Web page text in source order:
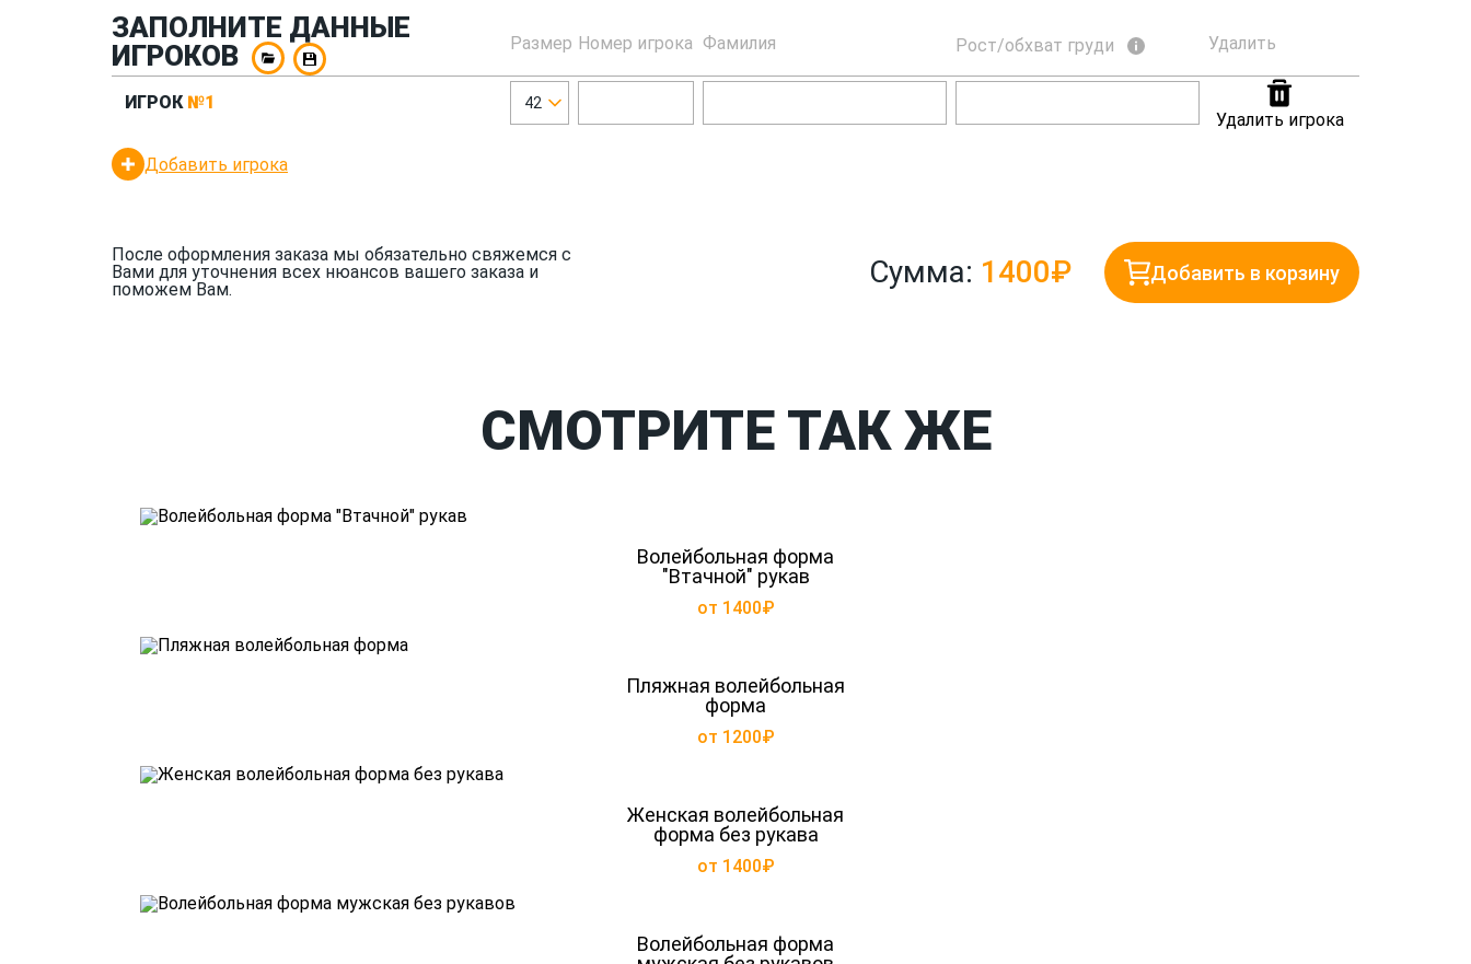
ЗАПОЛНИТЕ ДАННЫЕ
ИГРОКОВ
Размер Номер игрока Фамилия Рост/обхват груди Удалить
ИГРОК №1 42
Удалить игрока
Добавить игрока
После оформления заказа мы обязательно свяжемся с
Вами для уточнения всех нюансов вашего заказа и
поможем Вам.
Сумма: 1400₽ Добавить в корзину
СМОТРИТЕ ТАК ЖЕ
Волейбольная форма
"Втачной" рукав
от 1400₽
Пляжная волейбольная
форма
от 1200₽
Женская волейбольная
форма без рукава
от 1400₽
Волейбольная форма